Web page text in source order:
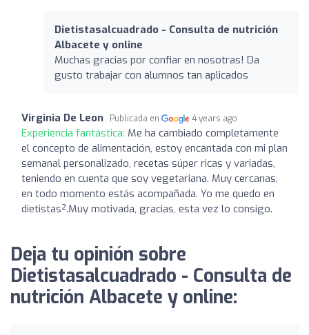
Dietistasalcuadrado - Consulta de nutrición
Albacete y online
Muchas gracias por confiar en nosotras! Da
gusto trabajar con alumnos tan aplicados
Virginia De Leon Publicada en 4 years ago
Experiencia fantástica: Me ha cambiado completamente
el concepto de alimentación, estoy encantada con mi plan
semanal personalizado, recetas súper ricas y variadas,
teniendo en cuenta que soy vegetariana. Muy cercanas,
en todo momento estás acompañada. Yo me quedo en
dietistas².Muy motivada, gracias, esta vez lo consigo.
Deja tu opinión sobre
Dietistasalcuadrado - Consulta de
nutrición Albacete y online: